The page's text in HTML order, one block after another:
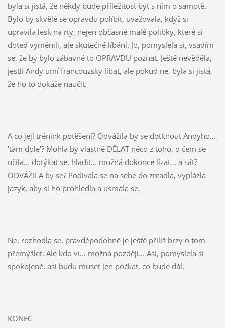
byla si jistá, že někdy bude příležitost být s ním o samotě.
Bylo by skvělé se opravdu políbit, uvažovala, když si
upravila lesk na rty, nejen občasné malé polibky, které si
doteď vyměnili, ale skutečné líbání. Jo, pomyslela si, vsadím
se, že by bylo zábavné to OPRAVDU poznat. Ještě nevěděla,
jestli Andy umí francouzsky líbat, ale pokud ne, byla si jistá,
že ho to dokáže naučit.
A co její trénink potěšení? Odvážila by se dotknout Andyho...
'tam dole'? Mohla by vlastně DĚLAT něco z toho, o čem se
učila... dotýkat se, hladit... možná dokonce lízat... a sát?
ODVÁŽILA by se? Podívala se na sebe do zrcadla, vyplázla
jazyk, aby si ho prohlédla a usmála se.
Ne, rozhodla se, pravděpodobně je ještě příliš brzy o tom
přemýšlet. Ale kdo ví... možná později... Asi, pomyslela si
spokojeně, asi budu muset jen počkat, co bude dál.
KONEC